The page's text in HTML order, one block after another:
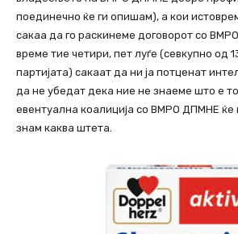
поединечно ќе ги опишам), а кои
сакаа да го раскинеме договорот со
време тие четири, пет луѓе (севкупно од
партијата) сакаат да ни ја потценат
да не убедат дека ние не знаеме што е
евентуална коалиција со ВМРО ДПМНЕ ќе
знам каква штета.